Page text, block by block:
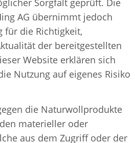
Sorgfalt geprüft. Die
AG übernimmt jedoch
für die Richtigkeit,
der bereitgestellten
Website erklären sich
Nutzung auf eigenes Risiko
die Naturwollprodukte
materieller oder
aus dem Zugriff oder der